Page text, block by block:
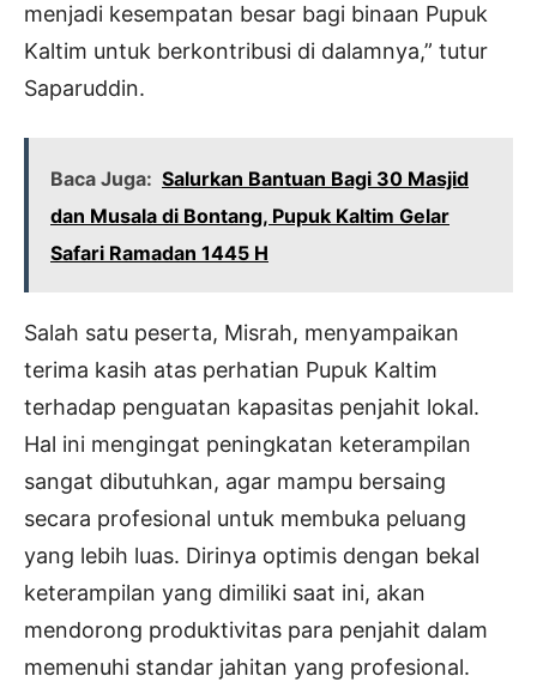
menjadi kesempatan besar bagi binaan Pupuk
Kaltim untuk berkontribusi di dalamnya,” tutur
Saparuddin.
Baca Juga: Salurkan Bantuan Bagi 30 Masjid
dan Musala di Bontang, Pupuk Kaltim Gelar
Safari Ramadan 1445 H
Salah satu peserta, Misrah, menyampaikan
terima kasih atas perhatian Pupuk Kaltim
terhadap penguatan kapasitas penjahit lokal.
Hal ini mengingat peningkatan keterampilan
sangat dibutuhkan, agar mampu bersaing
secara profesional untuk membuka peluang
yang lebih luas. Dirinya optimis dengan bekal
keterampilan yang dimiliki saat ini, akan
mendorong produktivitas para penjahit dalam
memenuhi standar jahitan yang profesional.